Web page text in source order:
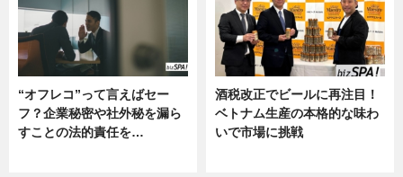
“オフレコ”って言えばセー
フ？企業秘密や社外秘を漏ら
すことの法的責任を…
酒税改正でビールに再注目！
ベトナム生産の本格的な味わ
いで市場に挑戦